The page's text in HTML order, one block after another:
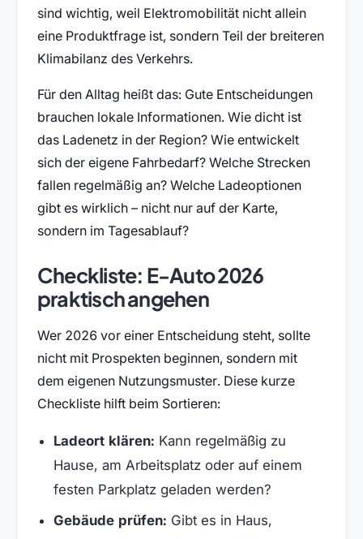
sind wichtig, weil Elektromobilität nicht allein
eine Produktfrage ist, sondern Teil der breiteren
Klimabilanz des Verkehrs.
Für den Alltag heißt das: Gute Entscheidungen
brauchen lokale Informationen. Wie dicht ist
das Ladenetz in der Region? Wie entwickelt
sich der eigene Fahrbedarf? Welche Strecken
fallen regelmäßig an? Welche Ladeoptionen
gibt es wirklich – nicht nur auf der Karte,
sondern im Tagesablauf?
Checkliste: E-Auto 2026
praktisch angehen
Wer 2026 vor einer Entscheidung steht, sollte
nicht mit Prospekten beginnen, sondern mit
dem eigenen Nutzungsmuster. Diese kurze
Checkliste hilft beim Sortieren:
Ladeort klären: Kann regelmäßig zu
Hause, am Arbeitsplatz oder auf einem
festen Parkplatz geladen werden?
Gebäude prüfen: Gibt es in Haus,